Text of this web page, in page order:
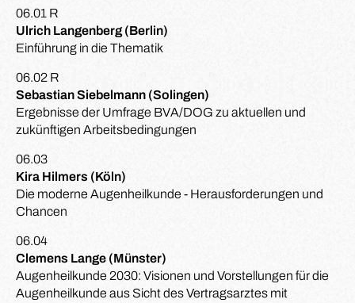
06.01 R
Ulrich Langenberg (Berlin)
Einführung in die Thematik
06.02 R
Sebastian Siebelmann (Solingen)
Ergebnisse der Umfrage BVA/DOG zu aktuellen und
zukünftigen Arbeitsbedingungen
06.03
Kira Hilmers (Köln)
Die moderne Augenheilkunde - Herausforderungen und
Chancen
06.04
Clemens Lange (Münster)
Augenheilkunde 2030: Visionen und Vorstellungen für die
Augenheilkunde aus Sicht des Vertragsarztes mit